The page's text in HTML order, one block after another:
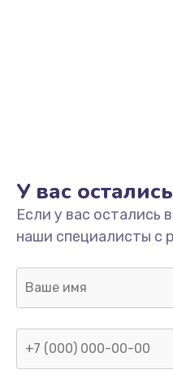
У вас
Если у вас остались
наши специалисты с